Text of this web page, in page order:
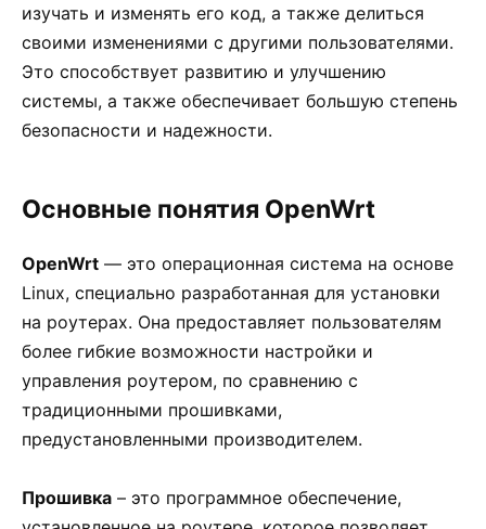
изучать и изменять его код, а также делиться
своими изменениями с другими пользователями.
Это способствует развитию и улучшению
системы, а также обеспечивает большую степень
безопасности и надежности.
Основные понятия OpenWrt
OpenWrt — это операционная система на основе
Linux, специально разработанная для установки
на роутерах. Она предоставляет пользователям
более гибкие возможности настройки и
управления роутером, по сравнению с
традиционными прошивками,
предустановленными производителем.
Прошивка – это программное обеспечение,